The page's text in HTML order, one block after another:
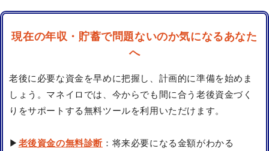
現在の年収・貯蓄で問題ないのか気になるあなた
へ
老後に必要な資金を早めに把握し、計画的に準備を始めま
しょう。マネイロでは、今からでも間に合う老後資金づく
りをサポートする無料ツールを利用いただけます。
▶ 老後資金の無料診断 ：将来必要になる金額がわかる